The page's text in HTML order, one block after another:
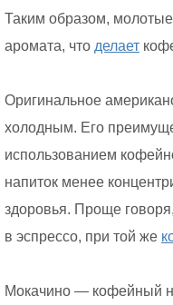
Таким образом,
аромата, что делает
Оригинальное
холодным. Его
использованием
напиток менее
здоровья. Проще
в эспрессо, при той же
Мокачино — кофейный